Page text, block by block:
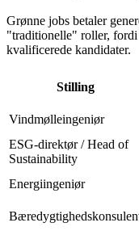
Grønne jobs betaler
"traditionelle" roller, fordi
kvalificerede kandidater.
Stilling
Vindmølleingeniør
ESG-direktør / Head of
Sustainability
Energiingeniør